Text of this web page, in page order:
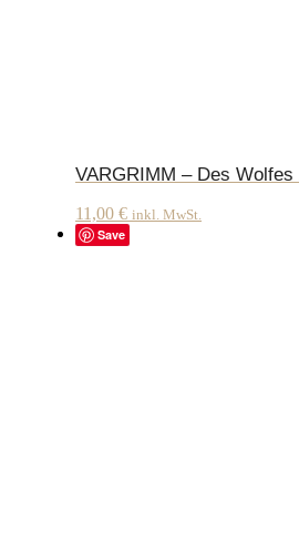
VARGRIMM – Des Wolfes
11,00 € inkl. MwSt.
Save